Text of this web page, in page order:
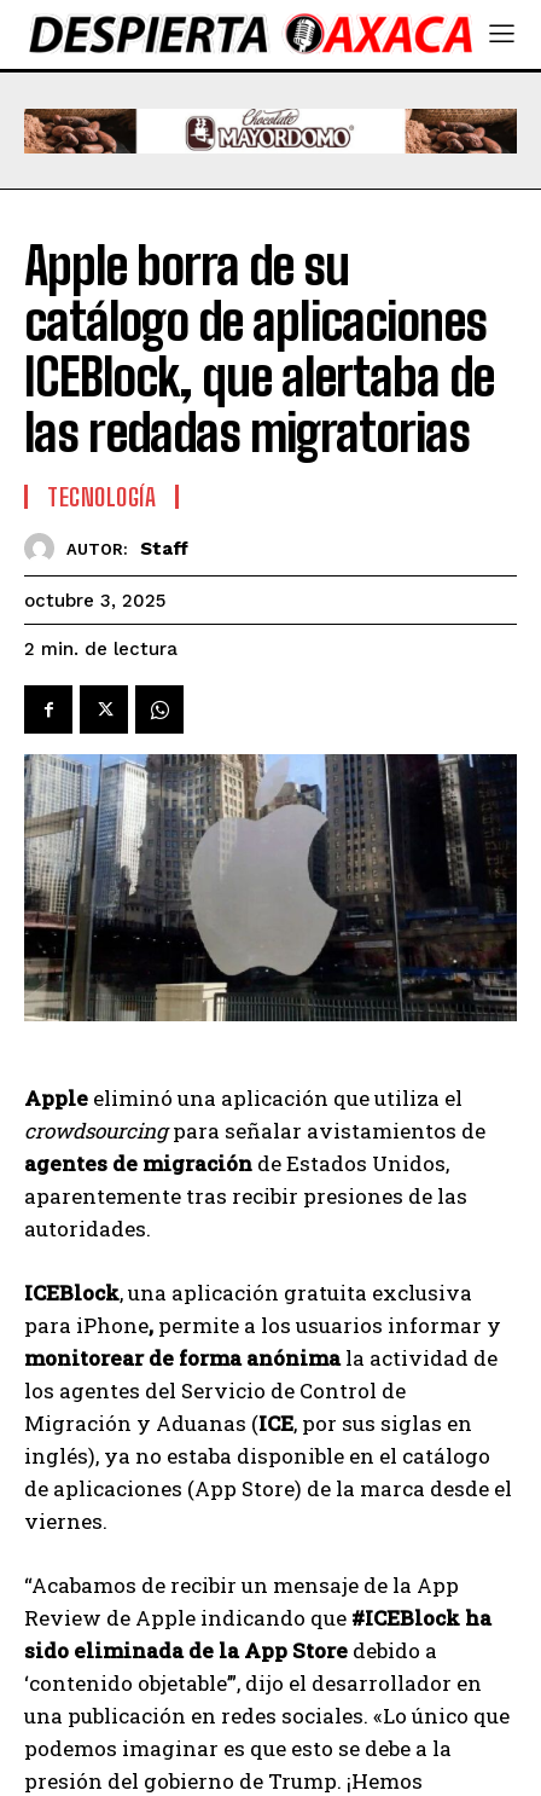
Apple borra de su
catálogo de aplicaciones
ICEBlock, que alertaba de
las redadas migratorias
TECNOLOGÍA
AUTOR: Staff
octubre 3, 2025
2 min. de lectura
Apple eliminó una aplicación que utiliza el
crowdsourcingpara señalar avistamientos de
agentes de migración de Estados Unidos,
aparentemente tras recibir presiones de las
autoridades.
ICEBlock, una aplicación gratuita exclusiva
para iPhone, permite a los usuarios informar y
monitorear de forma anónimala actividad de
los agentes del Servicio de Control de
Migración y Aduanas (ICE, por sus siglas en
inglés), ya no estaba disponible en el catálogo
de aplicaciones (App Store) de la marca desde el
viernes.
“Acabamos de recibir un mensaje de la App
Review de Apple indicando que #ICEBlock ha
sido eliminada de la App Store debido a
‘contenido objetable’”, dijo el desarrollador en
una publicación en redes sociales. «Lo único que
podemos imaginar es que esto se debe a la
presión del gobierno de Trump. ¡Hemos